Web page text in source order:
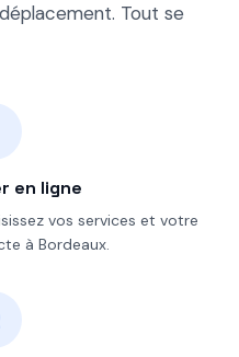
Tout se
en ligne
vos services et votre
à Bordeaux.